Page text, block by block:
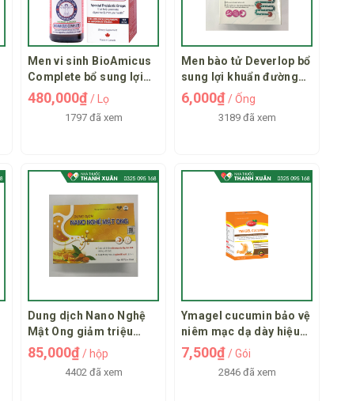
Men vi sinh BioAmicus
Complete bổ sung lợi
khuẩn, tăng cường đề
kháng
480,000₫ / Lọ
1797 đã xem
Men bào tử Deverlop bổ
sung lợi khuẩn đường
ruột
6,000₫ / Ống
3189 đã xem
Dung dịch Nano Nghệ
Mật Ong giảm triệu
chứng viêm dạ dày
85,000₫ / hộp
4402 đã xem
Ymagel cucumin bảo vệ
niêm mạc dạ dày hiệu
quả
7,500₫ / Gói
2846 đã xem